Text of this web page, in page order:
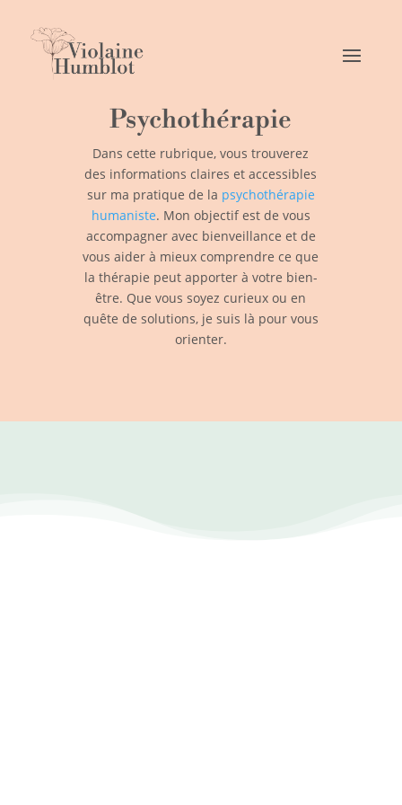
Psychothérapie
Dans cette rubrique, vous trouverez
des informations claires et accessibles
sur ma pratique de la psychothérapie
humaniste. Mon objectif est de vous
accompagner avec bienveillance et de
vous aider à mieux comprendre ce que
la thérapie peut apporter à votre bien-
être. Que vous soyez curieux ou en
quête de solutions, je suis là pour vous
orienter.